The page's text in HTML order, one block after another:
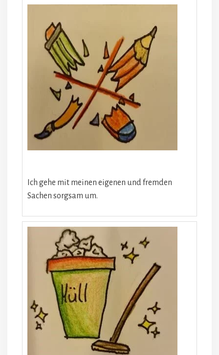
Ich gehe mit meinen eigenen und fremden
Sachen sorgsam um.